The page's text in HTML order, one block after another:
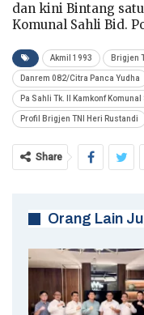
dan kini Bintang
Komunal Sahli Bid.
Akmil 1993 Brigjen
Danrem 082/Citra Panca Yudha
Pa Sahli Tk. II Kamkonf
Profil Brigjen TNI Heri Rustandi
Share
Orang Lain